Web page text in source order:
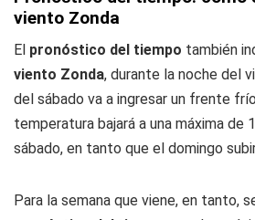
viento Zonda
El pronóstico del tiempo también
viento Zonda, durante la noche del
del sábado va a ingresar un frente
temperatura bajará a una máxima de
sábado, en tanto que el domingo
Para la semana que viene, en tanto,